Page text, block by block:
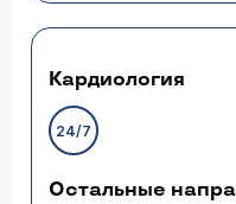
Кардиология
24/7
Остальные